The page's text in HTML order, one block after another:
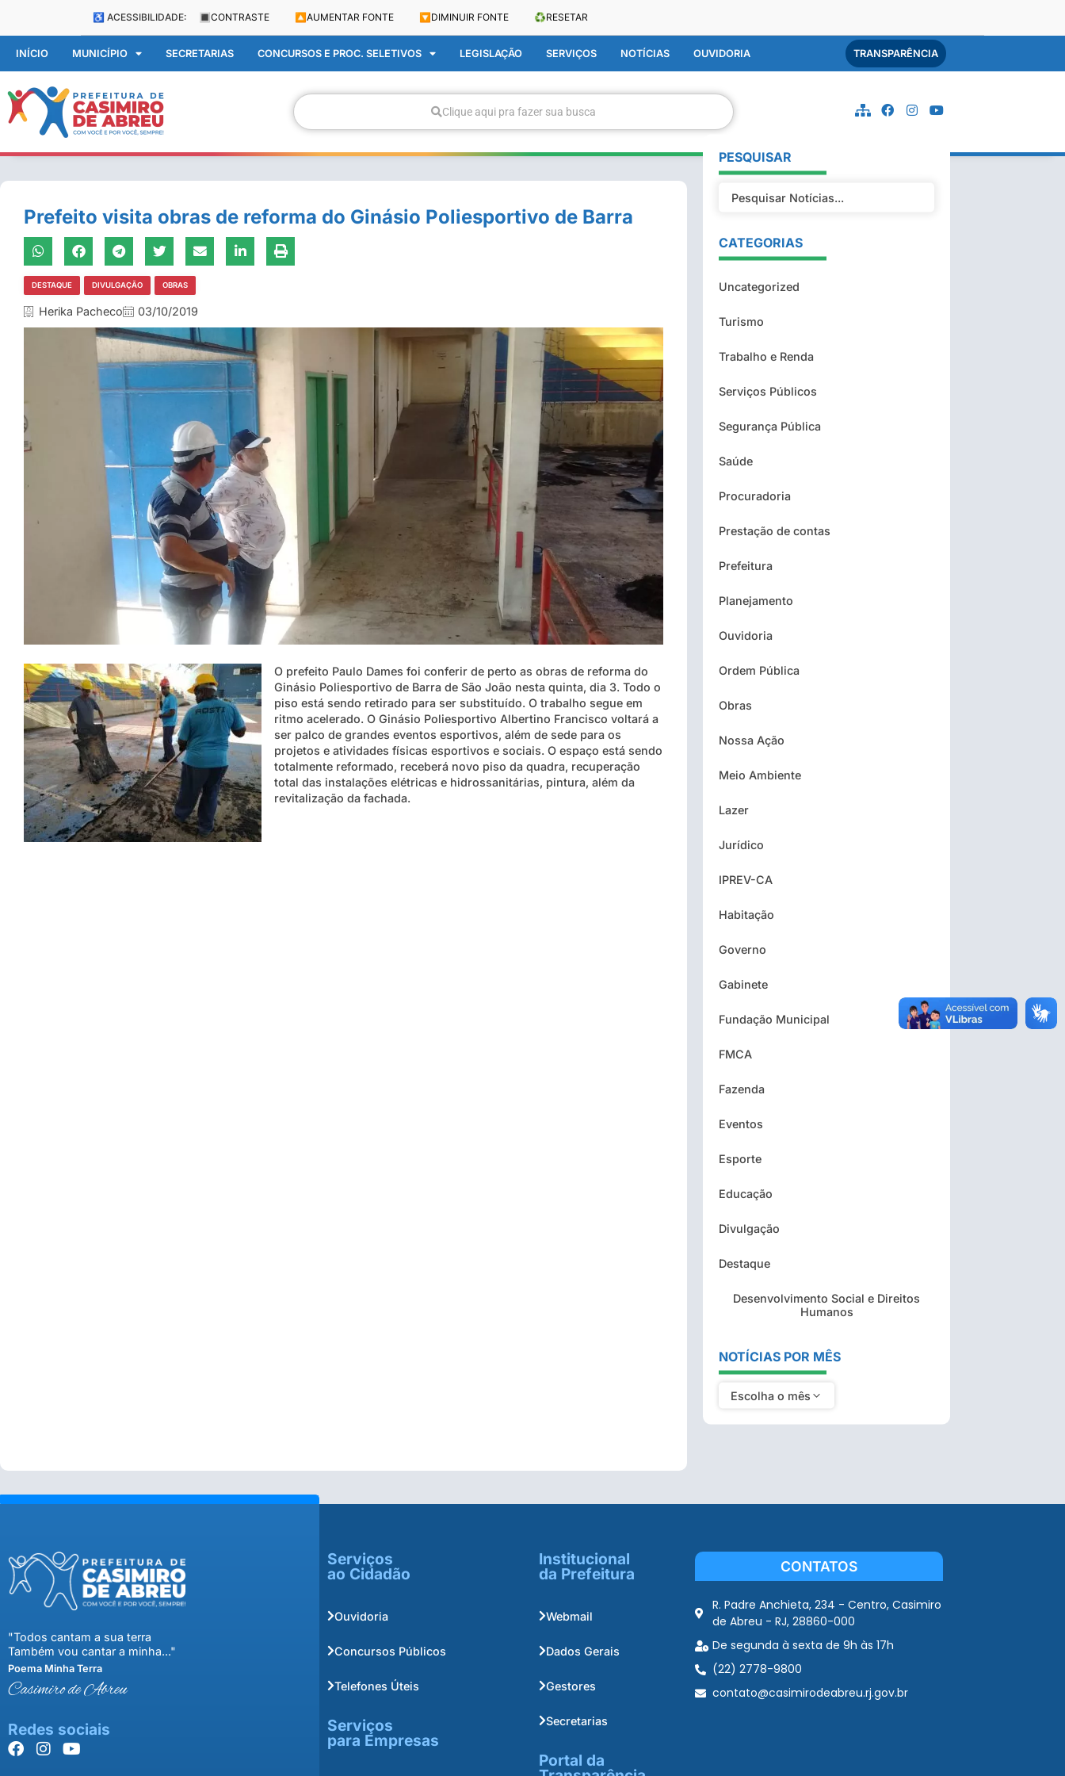
♿ ACESSIBILIDADE: 🔳 CONTRASTE 🔼 AUMENTAR FONTE 🔽 DIMINUIR FONTE ♻️RESETAR
INÍCIO MUNICÍPIO SECRETARIAS CONCURSOS E PROC. SELETIVOS LEGISLAÇÃO SERVIÇOS NOTÍCIAS OUVIDORIA TRANSPARÊNCIA
Clique aqui pra fazer sua busca
Prefeito visita obras de reforma do Ginásio Poliesportivo de Barra
DESTAQUE DIVULGAÇÃO OBRAS
Herika Pacheco 03/10/2019
O prefeito Paulo Dames foi conferir de perto as obras de reforma do
Ginásio Poliesportivo de Barra de São João nesta quinta, dia 3. Todo o
piso está sendo retirado para ser substituído. O trabalho segue em
ritmo acelerado. O Ginásio Poliesportivo Albertino Francisco voltará a
ser palco de grandes eventos esportivos, além de sede para os
projetos e atividades físicas esportivos e sociais. O espaço está sendo
totalmente reformado, receberá novo piso da quadra, recuperação
total das instalações elétricas e hidrossanitárias, pintura, além da
revitalização da fachada.
PESQUISAR
CATEGORIAS
Uncategorized
Turismo
Trabalho e Renda
Serviços Públicos
Segurança Pública
Saúde
Procuradoria
Prestação de contas
Prefeitura
Planejamento
Ouvidoria
Ordem Pública
Obras
Nossa Ação
Meio Ambiente
Lazer
Jurídico
IPREV-CA
Habitação
Governo
Gabinete
Fundação Municipal
FMCA
Fazenda
Eventos
Esporte
Educação
Divulgação
Destaque
Desenvolvimento Social e Direitos
Humanos
NOTÍCIAS POR MÊS
Escolha o mês
"Todos cantam a sua terra
Também vou cantar a minha..."
Poema Minha Terra
Casimiro de Abreu
Redes sociais
Serviços
ao Cidadão
Ouvidoria
Concursos Públicos
Telefones Úteis
Serviços
para Empresas
Institucional
da Prefeitura
Webmail
Dados Gerais
Gestores
Secretarias
Portal da
CONTATOS
R. Padre Anchieta, 234 - Centro, Casimiro
de Abreu - RJ, 28860-000
De segunda à sexta de 9h às 17h
(22) 2778-9800
contato@casimirodeabreu.rj.gov.br